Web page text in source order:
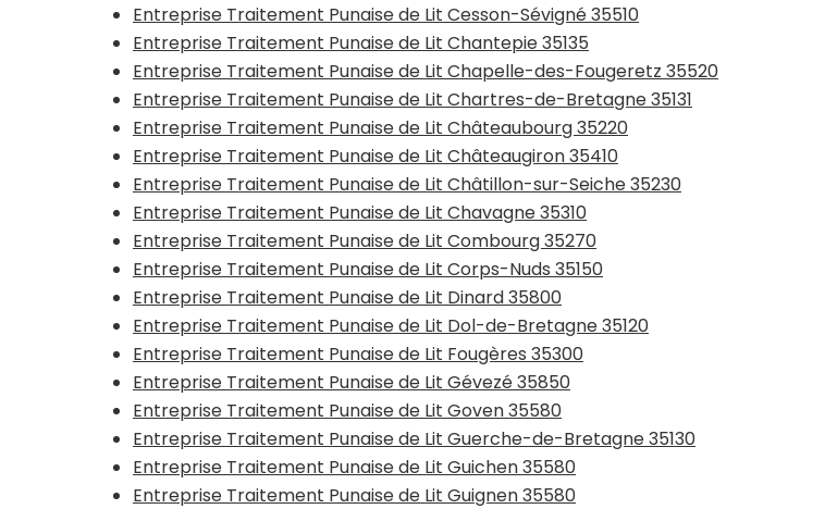
Entreprise Traitement Punaise de Lit Cesson-Sévigné 35510
Entreprise Traitement Punaise de Lit Chantepie 35135
Entreprise Traitement Punaise de Lit Chapelle-des-Fougeretz 35520
Entreprise Traitement Punaise de Lit Chartres-de-Bretagne 35131
Entreprise Traitement Punaise de Lit Châteaubourg 35220
Entreprise Traitement Punaise de Lit Châteaugiron 35410
Entreprise Traitement Punaise de Lit Châtillon-sur-Seiche 35230
Entreprise Traitement Punaise de Lit Chavagne 35310
Entreprise Traitement Punaise de Lit Combourg 35270
Entreprise Traitement Punaise de Lit Corps-Nuds 35150
Entreprise Traitement Punaise de Lit Dinard 35800
Entreprise Traitement Punaise de Lit Dol-de-Bretagne 35120
Entreprise Traitement Punaise de Lit Fougères 35300
Entreprise Traitement Punaise de Lit Gévezé 35850
Entreprise Traitement Punaise de Lit Goven 35580
Entreprise Traitement Punaise de Lit Guerche-de-Bretagne 35130
Entreprise Traitement Punaise de Lit Guichen 35580
Entreprise Traitement Punaise de Lit Guignen 35580